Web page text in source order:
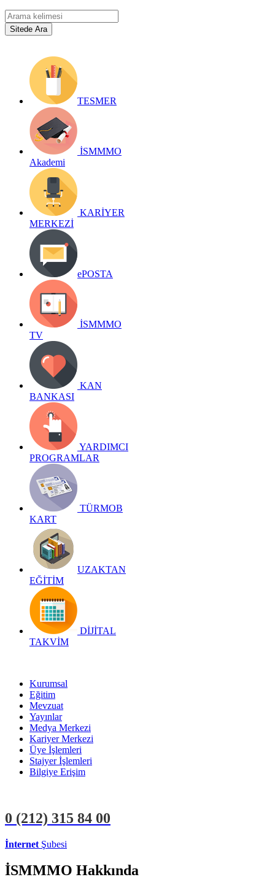
TESMER
İSMMMO
Akademi
KARİYER
MERKEZİ
ePOSTA
İSMMMO
TV
KAN
BANKASI
YARDIMCI
PROGRAMLAR
TÜRMOB
KART
UZAKTAN
EĞİTİM
DİJİTAL
TAKVİM
Kurumsal
Eğitim
Mevzuat
Yayınlar
Medya Merkezi
Kariyer Merkezi
Üye İşlemleri
Stajyer İşlemleri
Bilgiye Erişim
0 (212) 315 84 00
İnternet Şubesi
İSMMMO Hakkında